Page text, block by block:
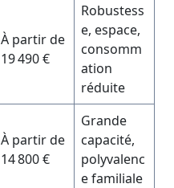
À partir de
19 490 €
Robustess
e, espace,
consomm
ation
réduite
À partir de
14 800 €
Grande
capacité,
polyvalenc
e familiale